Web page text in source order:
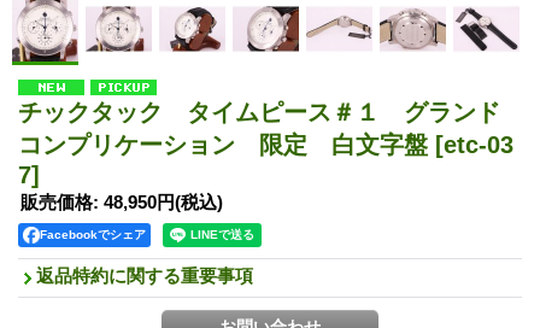
チックタック タイムピース＃１ グランド
コンプリケーション 限定 白文字盤 [etc-03
7]
販売価格: 48,950円(税込)
Facebookでシェア
返品特約に関する重要事項